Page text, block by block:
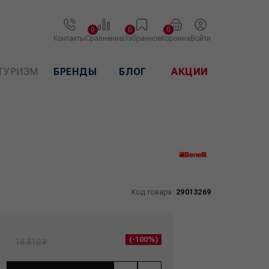
КонтактыСравнение
0
Избранное
0
Корзина
0
Войти
БРЕНДЫ БЛОГ АКЦИИ
Код товара: 29013269
(-100%)